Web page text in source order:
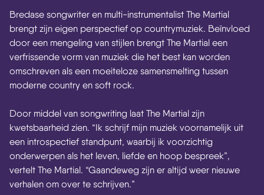
Bredase songwriter en multi-instrumentalist The Martial
brengt zijn eigen perspectief op countrymuziek. Beïnvloed
door een mengeling van stijlen brengt The Martial een
verfrissende vorm van muziek die het best kan worden
omschreven als een moeiteloze samensmelting tussen
moderne country en soft rock.
Door middel van songwriting laat The Martial zijn
kwetsbaarheid zien. “Ik schrijf mijn muziek voornamelijk uit
een introspectief standpunt, waarbij ik voorzichtig
onderwerpen als het leven, liefde en hoop bespreek”,
vertelt The Martial. “Gaandeweg zijn er altijd weer nieuwe
verhalen om over te schrijven.”